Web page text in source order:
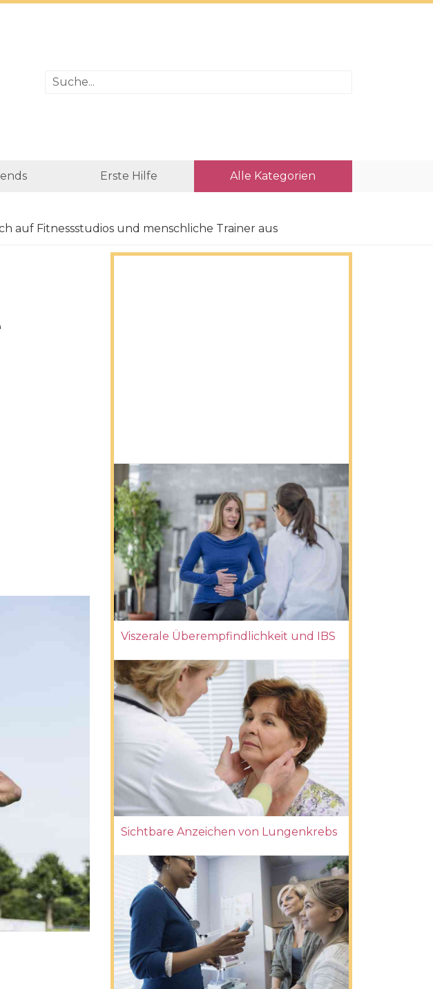
Erste Hilfe Alle Kategorien
auf Fitnessstudios und menschliche Trainer aus
Viszerale Überempfindlichkeit und IBS
Sichtbare Anzeichen von Lungenkrebs